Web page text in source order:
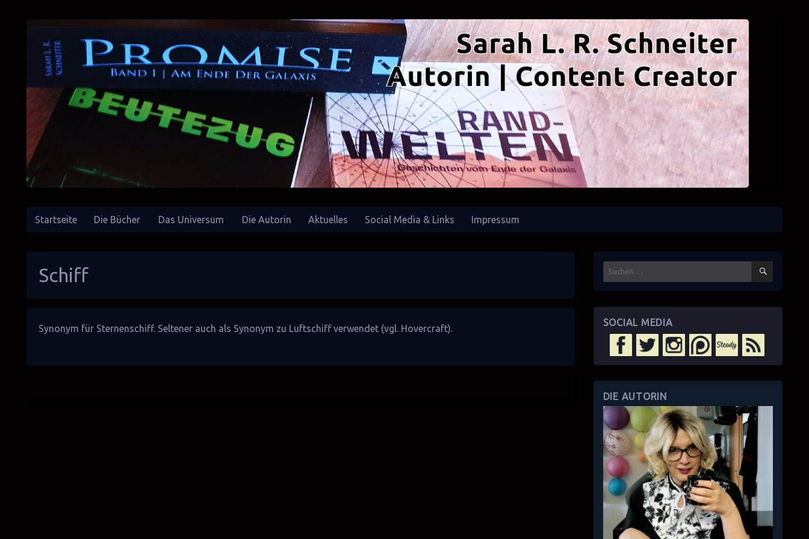
Sarah L. R. Schneiter
Startseite Die Bücher Das Universum Die Autorin Aktuelles Social Media & Links Impressum
Schiff
Synonym für Sternenschiff. Seltener auch als Synonym zu Luftschiffverwendet (vgl. Hovercraft).
SUCHEN
SOCIAL MEDIA
DIE AUTORIN